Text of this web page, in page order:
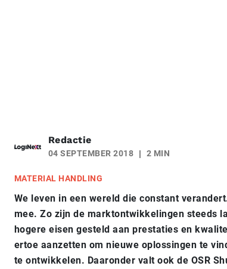
Redactie
04 SEPTEMBER 2018 2 MIN
MATERIAL HANDLING
We leven in een wereld die constant
mee. Zo zijn de marktontwikkelingen steeds
hogere eisen gesteld aan prestaties en
ertoe aanzetten om nieuwe oplossingen te
te ontwikkelen. Daaronder valt ook de OSR